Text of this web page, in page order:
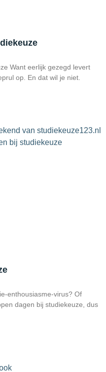
Want eerlijk gezegd levert
op. En dat wil je niet.
enthousiasme-virus? Of
dagen bij studiekeuze, dus